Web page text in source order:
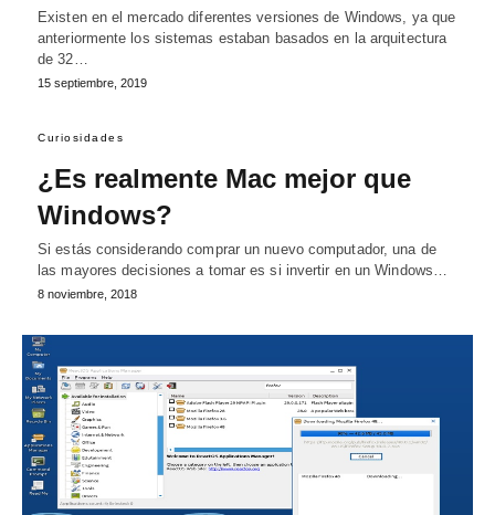
Existen en el mercado diferentes versiones de Windows, ya que
anteriormente los sistemas estaban basados en la arquitectura
de 32…
15 septiembre, 2019
Curiosidades
¿Es realmente Mac mejor que
Windows?
Si estás considerando comprar un nuevo computador, una de
las mayores decisiones a tomar es si invertir en un Windows…
8 noviembre, 2018